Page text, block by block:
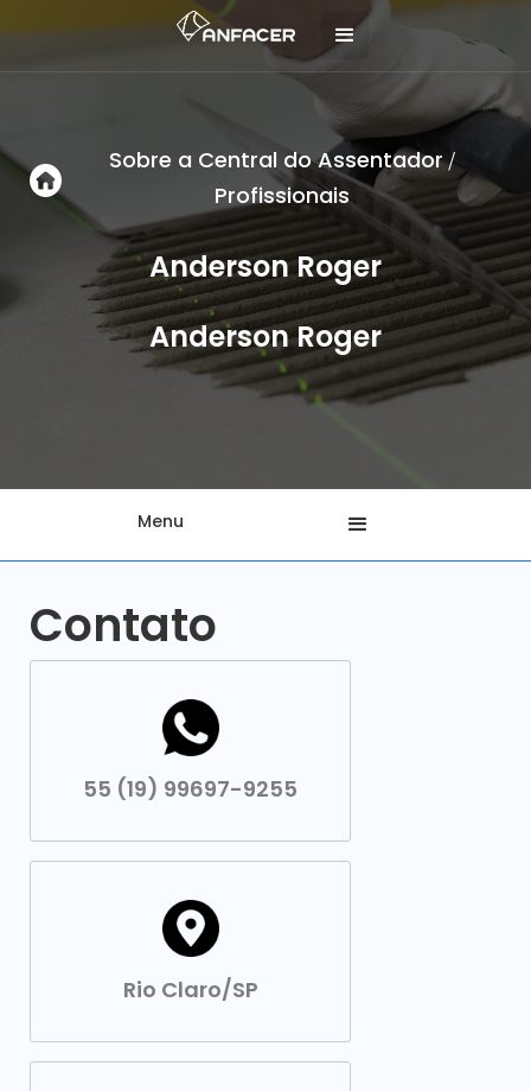
Sobre a Central do Assentador/
Profissionais
Anderson Roger
Anderson Roger
Menu
Contato
55 (19) 99697-9255
Rio Claro/SP